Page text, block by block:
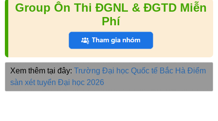
Group Ôn Thi ĐGNL & ĐGTD Miễn
Phí
Xem thêm tại đây: Trường Đại học Quốc tế Bắc Hà Điểm
sàn xét tuyển Đại học 2026